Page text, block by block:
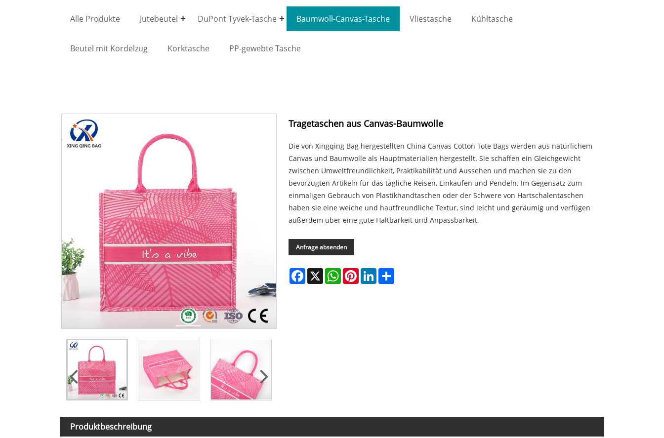
Alle Produkte Jutebeutel DuPont Tyvek-Tasche Baumwoll-Canvas-Tasche Vliestasche Kühltasche
Beutel mit Kordelzug Korktasche PP-gewebte Tasche
Tragetaschen aus Canvas-Baumwolle
Die von Xingqing Bag hergestellten China Canvas Cotton Tote Bags werden aus natürlichem
Canvas und Baumwolle als Hauptmaterialien hergestellt. Sie schaffen ein Gleichgewicht
zwischen Umweltfreundlichkeit, Praktikabilität und Aussehen und machen sie zu den
bevorzugten Artikeln für das tägliche Reisen, Einkaufen und Pendeln. Im Gegensatz zum
einmaligen Gebrauch von Plastikhandtaschen oder der Schwere von Hartschalentaschen
haben sie eine weiche und hautfreundliche Textur, sind leicht und geräumig und verfügen
außerdem über eine gute Haltbarkeit und Anpassbarkeit.
Anfrage absenden
Facebook
X WhatsAppPinterestLinkedIn
Produktbeschreibung